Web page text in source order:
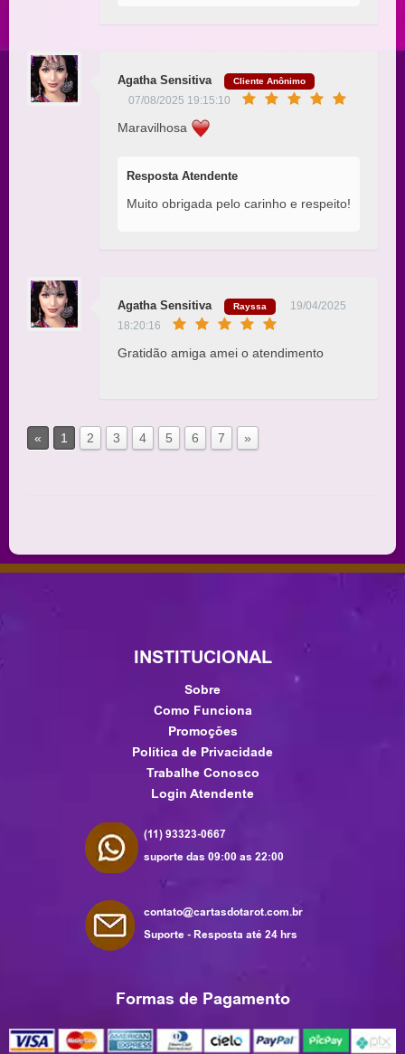
Agatha Sensitiva Cliente Anônimo
07/08/2025 19:15:10
Maravilhosa
Resposta Atendente
Muito obrigada pelo carinho e respeito!
Agatha Sensitiva Rayssa
19/04/2025
18:20:16
Gratidão amiga amei o atendimento
« 1 2 3 4 5 6 7 »
INSTITUCIONAL
Sobre
Como Funciona
Promoções
Política de Privacidade
Trabalhe Conosco
Login Atendente
(11) 93323-0667
suporte das 09:00 as 22:00
contato@cartasdotarot.com.br
Suporte - Resposta até 24 hrs
Formas de Pagamento